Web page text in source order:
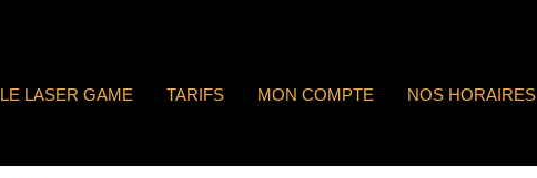
LE LASER GAME TARIFS MON COMPTE NOS HORAIRES